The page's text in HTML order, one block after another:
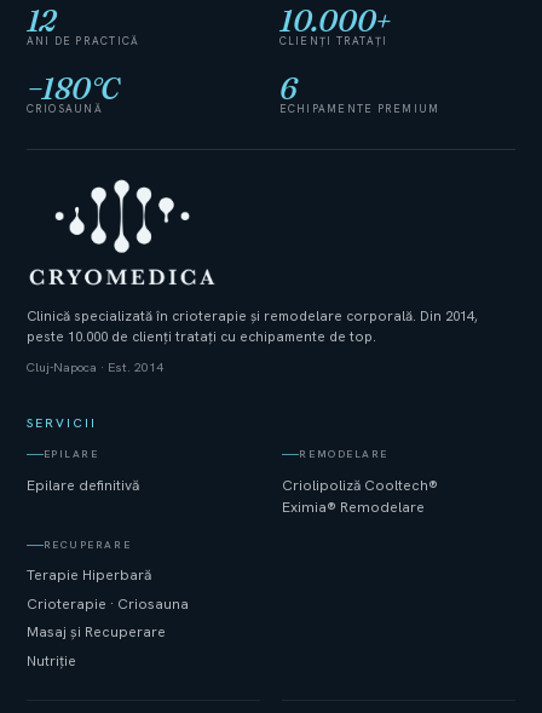
12
ANI DE PRACTICĂ
10.000+
CLIENȚI TRATAȚI
−180°C
CRIOSAUNĂ
6
ECHIPAMENTE PREMIUM
Clinică specializată în crioterapie și remodelare corporală. Din 2014,
peste 10.000 de clienți tratați cu echipamente de top.
Cluj-Napoca · Est. 2014
SERVICII
EPILARE
Epilare definitivă
REMODELARE
Criolipoliză Cooltech®
Eximia® Remodelare
RECUPERARE
Terapie Hiperbară
Crioterapie · Criosauna
Masaj și Recuperare
Nutriție